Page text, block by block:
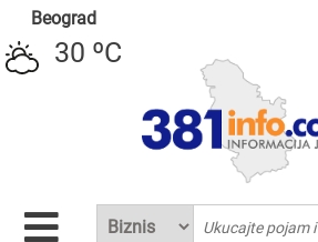
Beograd
30 ºC